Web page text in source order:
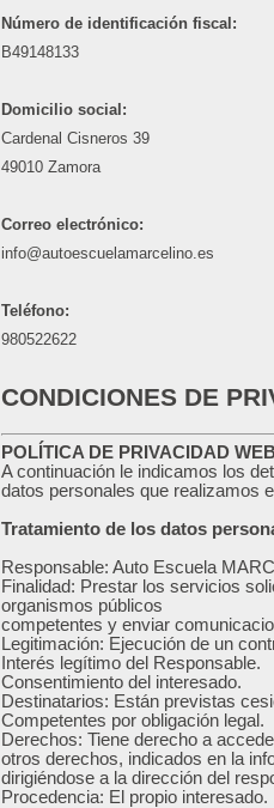
Número de identificación fiscal:
B49148133
Domicilio social:
Cardenal Cisneros 39
49010 Zamora
Correo electrónico:
info@autoescuelamarcelino.es
Teléfono:
980522622
CONDICIONES DE
POLÍTICA DE PRIVACIDAD WEB
A continuación le indicamos los
datos personales que realizamos
Tratamiento de los datos
Responsable: Auto Escuela
Finalidad: Prestar los servicios
organismos públicos
competentes y enviar
Legitimación: Ejecución de un
Interés legítimo del Responsable.
Consentimiento del interesado.
Destinatarios: Están previstas
Competentes por obligación legal.
Derechos: Tiene derecho a
otros derechos, indicados en la
dirigiéndose a la dirección del
Procedencia: El propio interesado.